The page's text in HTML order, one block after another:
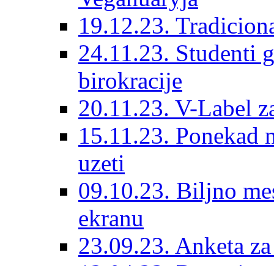
19.12.23.
24.11.23. Studenti
birokracije
20.11.23. V-Label
15.11.23. Ponekad
uzeti
09.10.23. Biljno
ekranu
23.09.23. Anketa